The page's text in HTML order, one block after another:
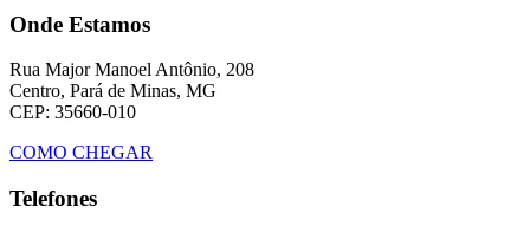
Onde Estamos
Rua Major Manoel Antônio, 208
Centro, Pará de Minas, MG
CEP: 35660-010
COMO CHEGAR
Telefones